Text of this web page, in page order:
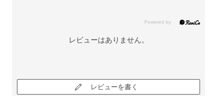
レビューはありません。
レビューを書く